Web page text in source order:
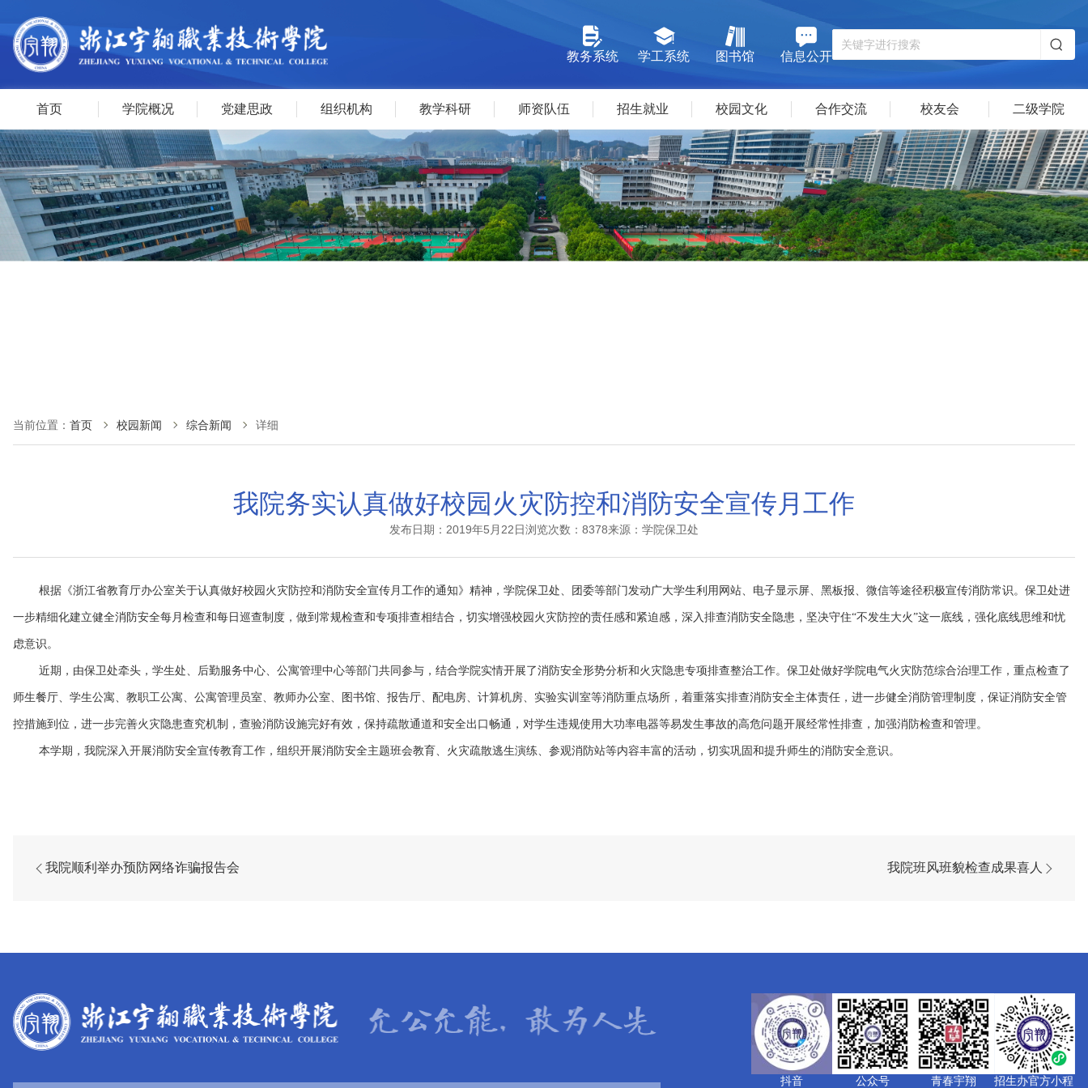
教务系统 学工系统 图书馆 信息公开
首页 学院概况 党建思政 组织机构 教学科研 师资队伍 招生就业 校园文化 合作交流 校友会 二级学院
当前位置： 首页 校园新闻 综合新闻 详细
我院务实认真做好校园火灾防控和消防安全宣传月工作
发布日期：2019年5月22日浏览次数：8378来源：学院保卫处
根据《浙江省教育厅办公室关于认真做好校园火灾防控和消防安全宣传月工作的通知》精神，学院保卫处、团委等部门发动广大学生利用网站、电子显示屏、黑板报、微信等途径积极宣传消防常识。保卫处进
一步精细化建立健全消防安全每月检查和每日巡查制度，做到常规检查和专项排查相结合，切实增强校园火灾防控的责任感和紧迫感，深入排查消防安全隐患，坚决守住“不发生大火”这一底线，强化底线思维和忧
虑意识。
近期，由保卫处牵头，学生处、后勤服务中心、公寓管理中心等部门共同参与，结合学院实情开展了消防安全形势分析和火灾隐患专项排查整治工作。保卫处做好学院电气火灾防范综合治理工作，重点检查了
师生餐厅、学生公寓、教职工公寓、公寓管理员室、教师办公室、图书馆、报告厅、配电房、计算机房、实验实训室等消防重点场所，着重落实排查消防安全主体责任，进一步健全消防管理制度，保证消防安全管
控措施到位，进一步完善火灾隐患查究机制，查验消防设施完好有效，保持疏散通道和安全出口畅通，对学生违规使用大功率电器等易发生事故的高危问题开展经常性排查，加强消防检查和管理。
本学期，我院深入开展消防安全宣传教育工作，组织开展消防安全主题班会教育、火灾疏散逃生演练、参观消防站等内容丰富的活动，切实巩固和提升师生的消防安全意识。
我院顺利举办预防网络诈骗报告会 我院班风班貌检查成果喜人
抖音 公众号 青春宇翔 招生办官方小程